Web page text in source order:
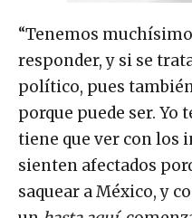
“Tenemos
responder, y si se
político, pues
porque puede ser. Yo
tiene que ver con los
sienten afectados
saquear a México, y